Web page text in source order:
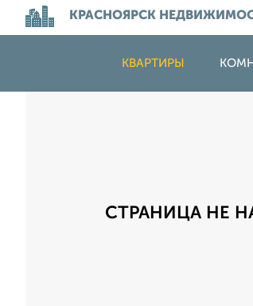
КРАСНОЯРСК
КВАРТИРЫ
СТРАНИЦА НЕ